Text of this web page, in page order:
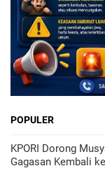
POPULER
KPORI Dorong
Gagasan Kembali